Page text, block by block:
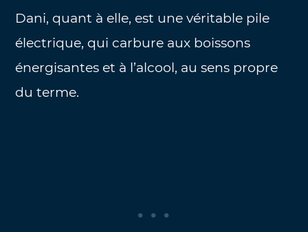
Dani, quant à elle, est une véritable pile
électrique, qui carbure aux boissons
énergisantes et à l’alcool, au sens propre
du terme.